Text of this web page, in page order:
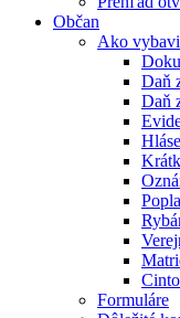
Občan
Ako
Daň
Daň
Formuláre